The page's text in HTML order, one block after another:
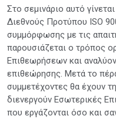
Στο σεμινάριο αυτό
Διεθνούς Προτύπου ISO
συμμόρφωσης με τις
παρουσιάζεται ο τρόπος
Επιθεωρήσεων και
επιθεώρησης. Μετά το
συμμετέχοντες θα έχουν
διενεργούν Εσωτερικές
που εργάζονται όσο και